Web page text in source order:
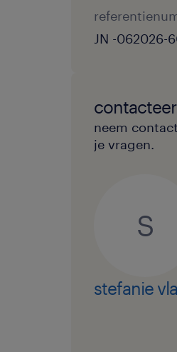
JN -062026-
neem
je vragen.
S
stefanie